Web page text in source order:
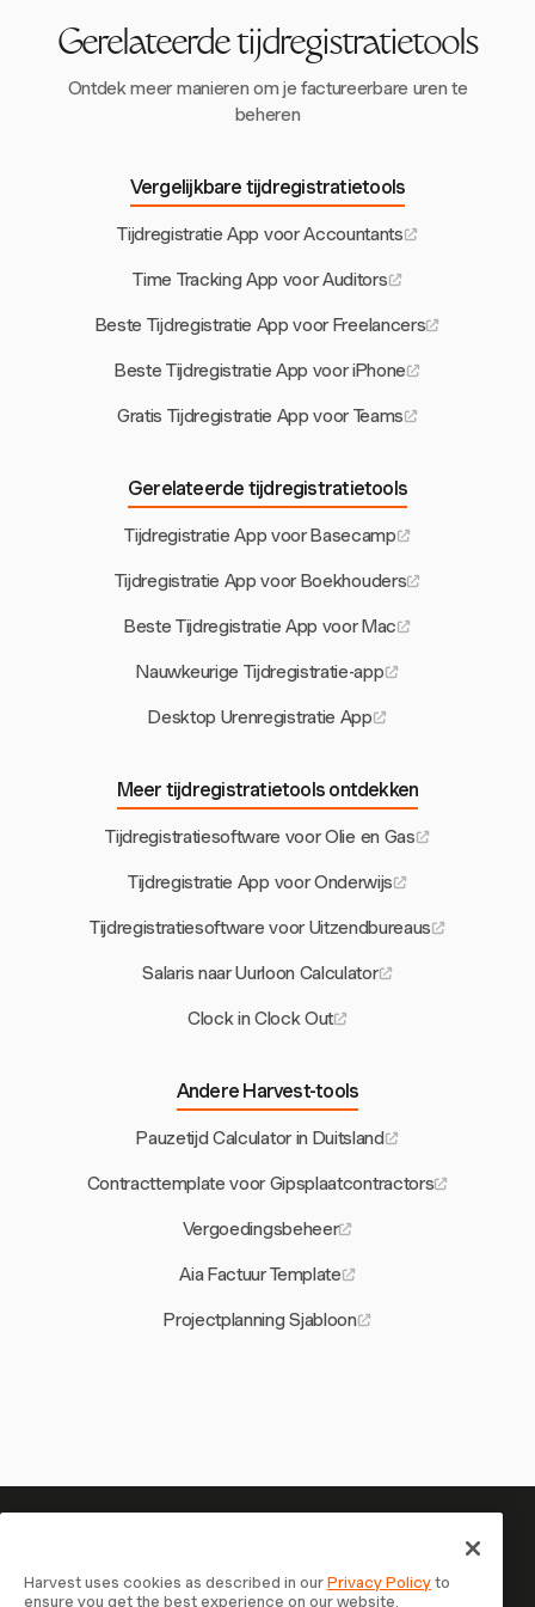
Gerelateerde tijdregistratietools
Ontdek meer manieren om je factureerbare uren te
beheren
Vergelijkbare tijdregistratietools
Tijdregistratie App voor Accountants
Time Tracking App voor Auditors
Beste Tijdregistratie App voor Freelancers
Beste Tijdregistratie App voor iPhone
Gratis Tijdregistratie App voor Teams
Gerelateerde tijdregistratietools
Tijdregistratie App voor Basecamp
Tijdregistratie App voor Boekhouders
Beste Tijdregistratie App voor Mac
Nauwkeurige Tijdregistratie-app
Desktop Urenregistratie App
Meer tijdregistratietools ontdekken
Tijdregistratiesoftware voor Olie en Gas
Tijdregistratie App voor Onderwijs
Tijdregistratiesoftware voor Uitzendbureaus
Salaris naar Uurloon Calculator
Clock in Clock Out
Andere Harvest-tools
Pauzetijd Calculator in Duitsland
Contracttemplate voor Gipsplaatcontractors
Vergoedingsbeheer
Aia Factuur Template
Projectplanning Sjabloon
Je tijd is het waard om bij te
houden — begin nu
Harvest uses cookies as described in ourPrivacy Policyto
ensure you get the best experience on our website.